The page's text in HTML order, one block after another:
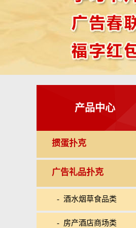
产品中心
掼蛋扑克
广告礼品扑克
- 酒水烟草食品类
- 房产酒店商场类